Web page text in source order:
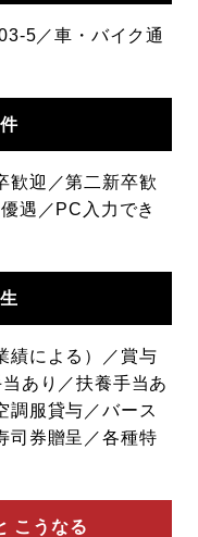
／車・バイク通
歓迎／第二新卒歓
遇／PC入力でき
績による）／賞与
あり／扶養手当あ
調服貸与／バース
司券贈呈／各種特
こうなる